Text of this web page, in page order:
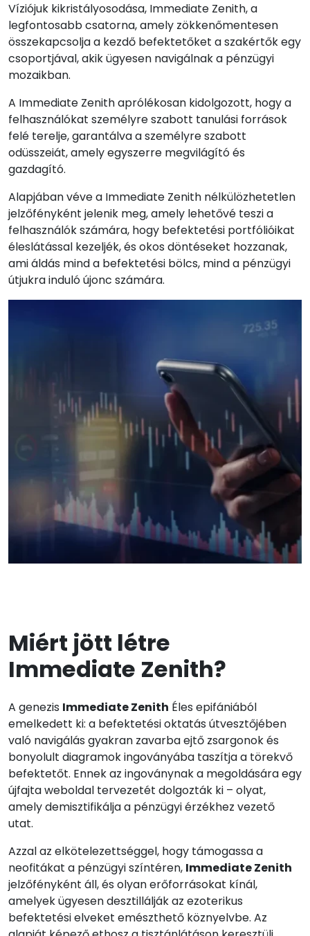
Víziójuk kikristályosodása, Immediate Zenith, a
legfontosabb csatorna, amely zökkenőmentesen
összekapcsolja a kezdő befektetőket a szakértők egy
csoportjával, akik ügyesen navigálnak a pénzügyi
mozaikban.
A Immediate Zenith aprólékosan kidolgozott, hogy a
felhasználókat személyre szabott tanulási források
felé terelje, garantálva a személyre szabott
odüsszeiát, amely egyszerre megvilágító és
gazdagító.
Alapjában véve a Immediate Zenith nélkülözhetetlen
jelzőfényként jelenik meg, amely lehetővé teszi a
felhasználók számára, hogy befektetési portfólióikat
éleslátással kezeljék, és okos döntéseket hozzanak,
ami áldás mind a befektetési bölcs, mind a pénzügyi
útjukra induló újonc számára.
Miért jött létre
Immediate Zenith?
A genezis Immediate Zenith Éles epifániából
emelkedett ki: a befektetési oktatás útvesztőjében
való navigálás gyakran zavarba ejtő zsargonok és
bonyolult diagramok ingoványába taszítja a törekvő
befektetőt. Ennek az ingoványnak a megoldására egy
újfajta weboldal tervezetét dolgozták ki – olyat,
amely demisztifikálja a pénzügyi érzékhez vezető
utat.
Azzal az elkötelezettséggel, hogy támogassa a
neofitákat a pénzügyi színtéren, Immediate Zenith
jelzőfényként áll, és olyan erőforrásokat kínál,
amelyek ügyesen desztillálják az ezoterikus
befektetési elveket emészthető köznyelvbe. Az